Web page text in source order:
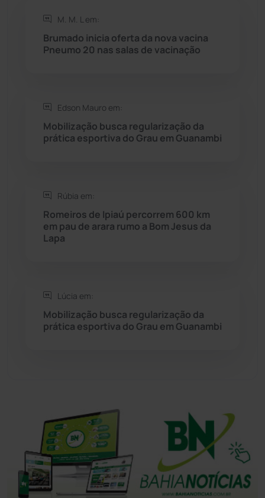
Rio do Antônio
Rio do Pires
Seabra
Sebastião Laranjeiras (96)
Sudoeste Baiano
Tanhaçu
M. M. L em:
Brumado inicia oferta da nova vacina
Pneumo 20 nas salas de vacinação
Edson Mauro em:
Mobilização busca regularização da
prática esportiva do Grau em Guanambi
Rúbia em:
Romeiros de Ipiaú percorrem 600 km
em pau de arara rumo a Bom Jesus da
Lapa
Lúcia em:
Mobilização busca regularização da
prática esportiva do Grau em Guanambi